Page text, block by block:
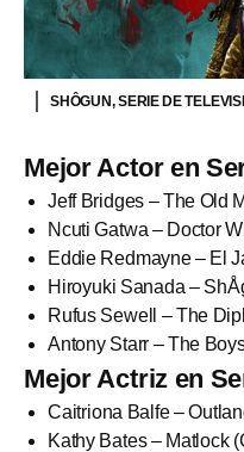
SHÔGUN, SERIE DE
Mejor Actor en
Jeff Bridges – The Old
Ncuti Gatwa – Doctor
Eddie Redmayne – El
Hiroyuki Sanada –
Rufus Sewell – The
Antony Starr – The
Mejor Actriz en
Caitriona Balfe –
Kathy Bates – Matlock